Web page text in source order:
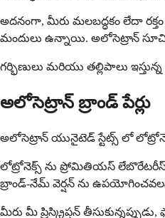
అదనంగా, మీరు మలబద్ధకం లేదా
మందులు ఉన్నాయి. అలోసెట్రాన్
గర్భిణులు మరియు తల్లిపాలు
అలోసెట్రాన్ బ్రాండ్ పేర్లు
అలోసెట్రాన్ యునైటెడ్ స్టేట్స్ లో
లోట్రోనెక్స్ ను ప్రోమితియస్
బ్రాండ్-నేమ్ వెర్షన్ ను
మీరు మీ ప్రిస్క్రిప్షన్